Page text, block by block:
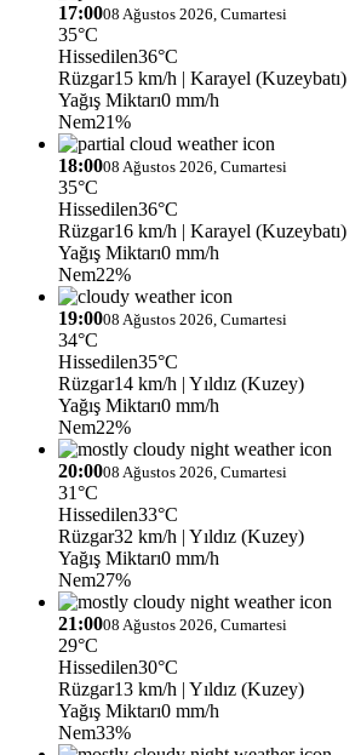
17:0008 Ağustos 2026, Cumartesi
35°C
Hissedilen36°C
Rüzgar15 km/h | Karayel (Kuzeybatı)
Yağış Miktarı0 mm/h
Nem21%
18:0008 Ağustos 2026, Cumartesi
35°C
Hissedilen36°C
Rüzgar16 km/h | Karayel (Kuzeybatı)
Yağış Miktarı0 mm/h
Nem22%
19:0008 Ağustos 2026, Cumartesi
34°C
Hissedilen35°C
Rüzgar14 km/h | Yıldız (Kuzey)
Yağış Miktarı0 mm/h
Nem22%
20:0008 Ağustos 2026, Cumartesi
31°C
Hissedilen33°C
Rüzgar32 km/h | Yıldız (Kuzey)
Yağış Miktarı0 mm/h
Nem27%
21:0008 Ağustos 2026, Cumartesi
29°C
Hissedilen30°C
Rüzgar13 km/h | Yıldız (Kuzey)
Yağış Miktarı0 mm/h
Nem33%